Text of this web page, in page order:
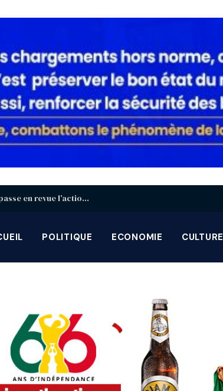
Décentralisation : à Blitta, le gouvernement passe en revue l’action des gouverneurs et préfets
POLITIQUE ECONOMIE CULTURE